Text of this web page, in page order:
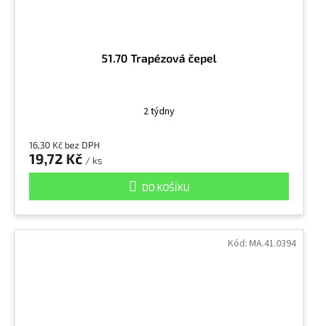
51.70 Trapézová čepel
2 týdny
16,30 Kč bez DPH
19,72 Kč / ks
DO KOŠÍKU
Kód: MA.41.0394